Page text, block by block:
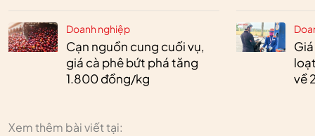
Doanh nghiệp
Cạn nguồn cung cuối vụ,
giá cà phê bứt phá tăng
1.800 đồng/kg
về
Xem thêm bài viết tại: